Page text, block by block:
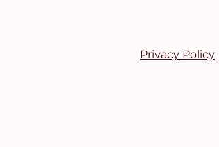
Privacy Policy